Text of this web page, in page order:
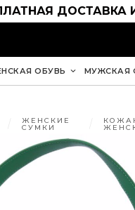
ДОСТАВКА
ОБУВЬ МУЖСКАЯ
ЖЕНСКИЕ
СУМКИ